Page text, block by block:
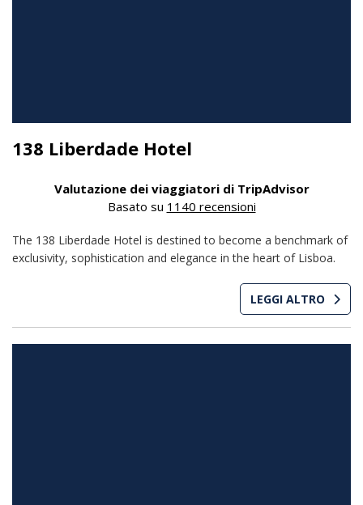
138 Liberdade Hotel
Valutazione dei viaggiatori di TripAdvisor
Basato su 1140 recensioni
The 138 Liberdade Hotel is destined to become a benchmark of
exclusivity, sophistication and elegance in the heart of Lisboa.
LEGGI ALTRO